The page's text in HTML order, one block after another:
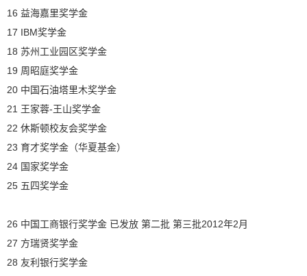
16 益海嘉里奖学金
17 IBM奖学金
18 苏州工业园区奖学金
19 周昭庭奖学金
20 中国石油塔里木奖学金
21 王家蓉-王山奖学金
22 休斯顿校友会奖学金
23 育才奖学金（华夏基金）
24 国家奖学金
25 五四奖学金
26 中国工商银行奖学金 已发放 第二批 第三批2012年2月
27 方瑞贤奖学金
28 友利银行奖学金